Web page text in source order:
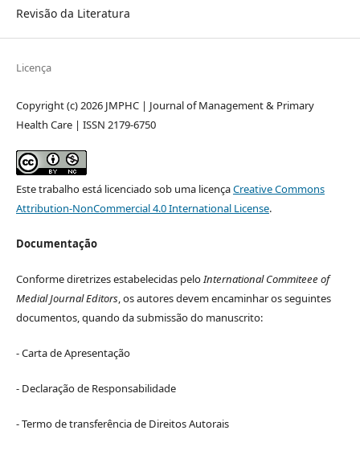
Revisão da Literatura
Licença
Copyright (c) 2026 JMPHC | Journal of Management & Primary
Health Care | ISSN 2179-6750
Este trabalho está licenciado sob uma licençaCreative Commons
Attribution-NonCommercial 4.0 International License.
Documentação
Conforme diretrizes estabelecidas pelo International Commiteee of
Medial Journal Editors, os autores devem encaminhar os seguintes
documentos, quando da submissão do manuscrito:
- Carta de Apresentação
- Declaração de Responsabilidade
- Termo de transferência de Direitos Autorais